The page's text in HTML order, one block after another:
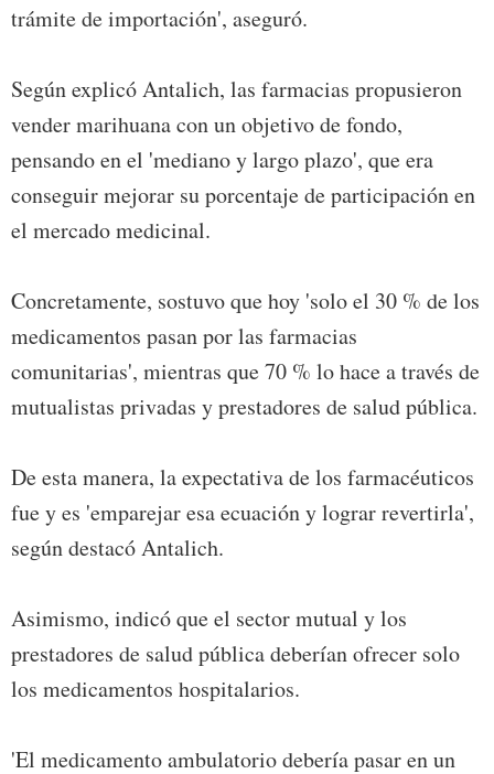
trámite de importación', aseguró.
Según explicó Antalich, las farmacias propusieron
vender marihuana con un objetivo de fondo,
pensando en el 'mediano y largo plazo', que era
conseguir mejorar su porcentaje de participación en
el mercado medicinal.
Concretamente, sostuvo que hoy 'solo el 30 % de los
medicamentos pasan por las farmacias
comunitarias', mientras que 70 % lo hace a través de
mutualistas privadas y prestadores de salud pública.
De esta manera, la expectativa de los farmacéuticos
fue y es 'emparejar esa ecuación y lograr revertirla',
según destacó Antalich.
Asimismo, indicó que el sector mutual y los
prestadores de salud pública deberían ofrecer solo
los medicamentos hospitalarios.
'El medicamento ambulatorio debería pasar en un